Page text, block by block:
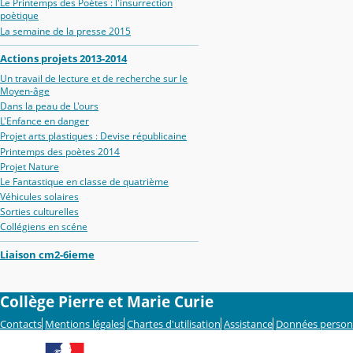
Le Printemps des Poètes : l'insurrection
poètique
La semaine de la presse 2015
Actions projets 2013-2014
Un travail de lecture et de recherche sur le
Moyen-âge
Dans la peau de L'ours
L'Enfance en danger
Projet arts plastiques : Devise républicaine
Printemps des poètes 2014
Projet Nature
Le Fantastique en classe de quatrième
Véhicules solaires
Sorties culturelles
Collégiens en scéne
Liaison cm2-6ieme
Collège Pierre et Marie Curie
Contacts Mentions légales Chartes d'utilisation Assistance Données